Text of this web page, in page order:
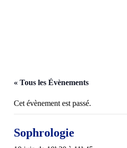
« Tous les Évènements
Cet évènement est passé.
Sophrologie